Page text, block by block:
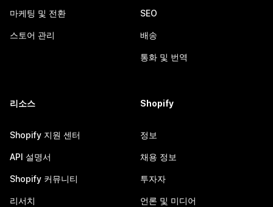
마케팅 및 전환
스토어 관리
SEO
배송
통화 및 번역
리소스
Shopify 지원 센터
API 설명서
Shopify 커뮤니티
리서치
Shopify
정보
채용 정보
투자자
언론 및 미디어